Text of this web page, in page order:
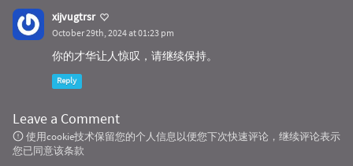
xijvugtrsr
October 29th, 2024 at 01:23 pm
你的才华让人惊叹，请继续保持。
Reply
Leave a Comment
使用cookie技术保留您的个人信息以便您下次快速评论，继续评论表示
您已同意该条款